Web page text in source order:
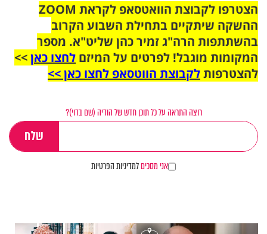
הצטרפו לקבוצת הוואטסאפ לקראת ZOOM
ההשקה שיתקיים בתחילת השבוע הקרוב
בהשתתפות הרה"ג זמיר כהן שליט"א. מספר
המקומות מוגבל! לפרטים על המיזם לחצו כאן>>
להצטרפותלקבוצת הווטסאפ לחצו כאן >>
רוצה התראה על כל תוכן חדש של הודיה (שם בדוי)?
אני מסכיםלמדיניות הפרטיות